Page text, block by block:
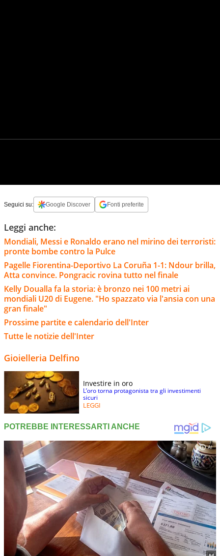
Seguici su: Google Discover Fonti preferite
Leggi anche:
Mondiali, Messi e Ronaldo erano nel mirino dei terroristi:
pronte bombe contro la Pulce
Pagelle Fiorentina-Deportivo La Coruña 1-1: Ndour brilla,
Atta convince. Pongracic rovina tutto nel finale
Kelly Doualla fa la storia: è bronzo nei 100 metri ai
mondiali U20 di Eugene. "Ho spazzato via l'ansia con una
gran finale"
Prossime partite e calendario dell'Inter
Tutte le notizie dell'Inter
Gioielleria Delfino
Investire in oro
L’oro torna protagonista tra gli investimenti
sicuri
LEGGI